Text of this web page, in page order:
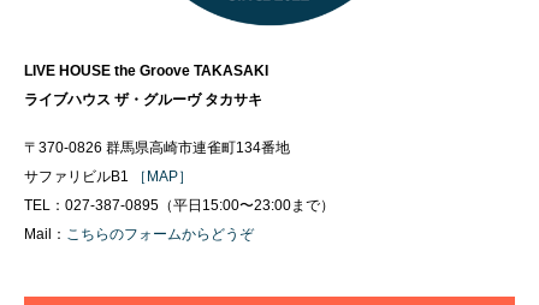
LIVE HOUSE the Groove TAKASAKI
ライブハウス ザ・グルーヴ タカサキ
〒370-0826 群馬県高崎市連雀町134番地
サファリビルB1 ［MAP］
TEL：027-387-0895（平日15:00〜23:00まで）
Mail： こちらのフォームからどうぞ